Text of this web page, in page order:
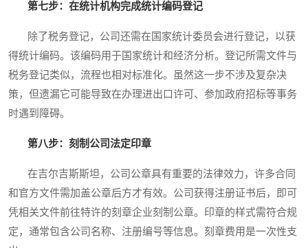
第七步：在统计机构完成统计编码登记
除了税务登记，公司还需在国家统计委员会进行登记，以获
得统计编码。该编码用于国家统计和经济分析。登记所需文件与
税务登记类似，流程也相对标准化。虽然这一步不涉及复杂决
策，但遗漏它可能导致在办理进出口许可、参加政府招标等事务
时遇到障碍。
第八步：刻制公司法定印章
在吉尔吉斯斯坦，公司公章具有重要的法律效力，许多合同
和官方文件需加盖公章后方才有效。公司获得注册证书后，即可
凭相关文件前往特许的刻章企业刻制公章。印章的样式需符合规
定，通常包含公司名称、注册编号等信息。刻章费用是一次性支